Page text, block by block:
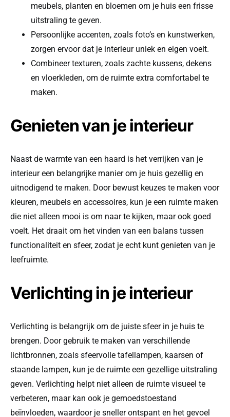
meubels, planten en bloemen om je huis een frisse
uitstraling te geven.
Persoonlijke accenten, zoals foto’s en kunstwerken,
zorgen ervoor dat je interieur uniek en eigen voelt.
Combineer texturen, zoals zachte kussens, dekens
en vloerkleden, om de ruimte extra comfortabel te
maken.
Genieten van je interieur
Naast de warmte van een haard is het verrijken van je
interieur een belangrijke manier om je huis gezellig en
uitnodigend te maken. Door bewust keuzes te maken voor
kleuren, meubels en accessoires, kun je een ruimte maken
die niet alleen mooi is om naar te kijken, maar ook goed
voelt. Het draait om het vinden van een balans tussen
functionaliteit en sfeer, zodat je echt kunt genieten van je
leefruimte.
Verlichting in je interieur
Verlichting is belangrijk om de juiste sfeer in je huis te
brengen. Door gebruik te maken van verschillende
lichtbronnen, zoals sfeervolle tafellampen, kaarsen of
staande lampen, kun je de ruimte een gezellige uitstraling
geven. Verlichting helpt niet alleen de ruimte visueel te
verbeteren, maar kan ook je gemoedstoestand
beïnvloeden, waardoor je sneller ontspant en het gevoel